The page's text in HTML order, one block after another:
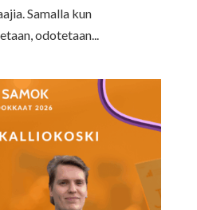
Samalla kun
odotetaan...